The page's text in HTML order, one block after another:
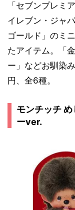
「セブンプレミ
イレブン・ジャ
ゴールド」のミ
たアイテム。「
ー」などお馴染
円、全6種。
モンチッチ
ーver.